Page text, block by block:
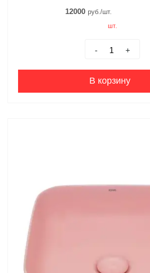
12000 руб./шт.
шт.
- +
В корзину